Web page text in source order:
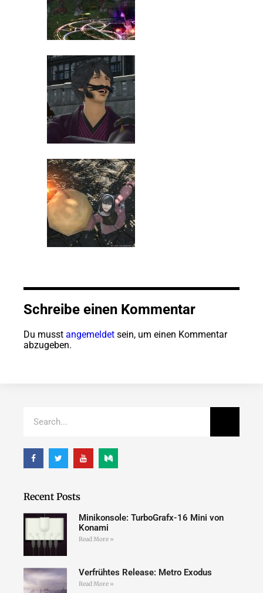
Schreibe einen Kommentar
Du musst angemeldet sein, um einen Kommentar
abzugeben.
Recent Posts
Minikonsole: TurboGrafx-16 Mini von
Konami
Read More »
Verfrühtes Release: Metro Exodus
Read More »